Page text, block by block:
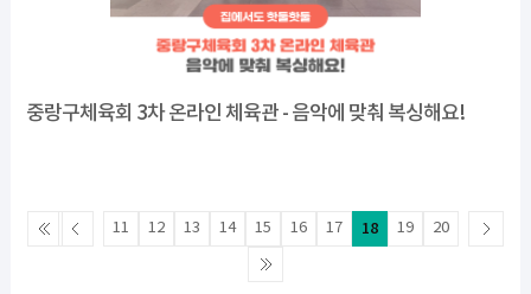
중랑구체육회 3차 온라인 체육관 - 음악에 맞춰 복싱해요!
11 12 13 14 15 16 17 18 19 20